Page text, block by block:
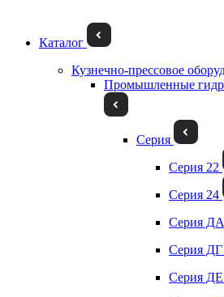
Каталог
Кузнечно-прессовое
Промышленные
Серия
Серия 22
Серия 24
Серия ДА
Серия ДГ
Серия